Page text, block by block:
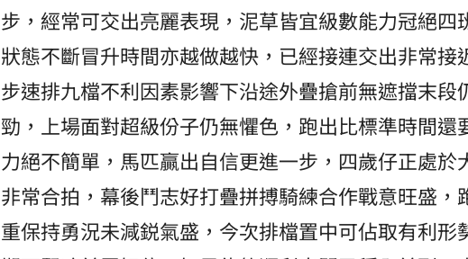
步，經常可交出亮麗表現，泥草皆宜級數能力冠絕四
狀態不斷冒升時間亦越做越快，已經接連交出非常接
步速排九檔不利因素影響下沿途外疊搶前無遮擋末段
勁，上場面對超級份子仍無懼色，跑出比標準時間還
力絕不簡單，馬匹贏出自信更進一步，四歲仔正處於
非常合拍，幕後鬥志好打疊拼搏騎練合作戰意旺盛，
重保持勇況未減鋭氣盛，今次排檔置中可佔取有利形